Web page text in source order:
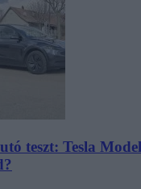
teszt: Tesla